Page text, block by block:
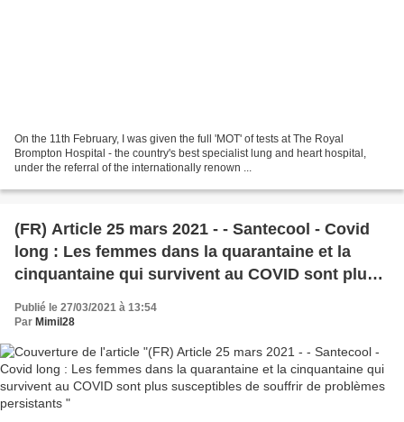
On the 11th February, I was given the full 'MOT' of tests at The Royal
Brompton Hospital - the country's best specialist lung and heart hospital,
under the referral of the internationally renown ...
(FR) Article 25 mars 2021 - - Santecool - Covid
long : Les femmes dans la quarantaine et la
cinquantaine qui survivent au COVID sont plus
persistants
Publié le 27/03/2021 à 13:54
Par Mimil28